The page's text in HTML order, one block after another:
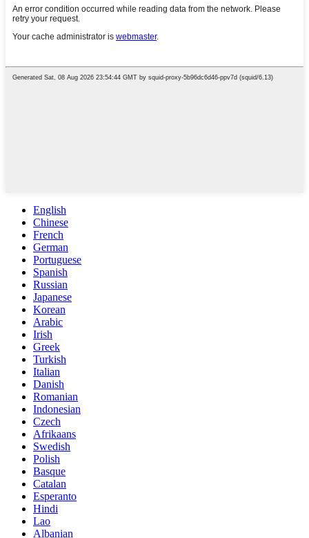
English
Chinese
French
German
Portuguese
Spanish
Russian
Japanese
Korean
Arabic
Irish
Greek
Turkish
Italian
Danish
Romanian
Indonesian
Czech
Afrikaans
Swedish
Polish
Basque
Catalan
Esperanto
Hindi
Lao
Albanian